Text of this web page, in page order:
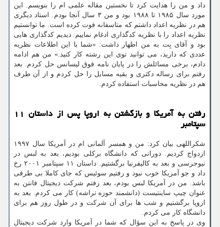
داد و من را هدایت کرد تا نخستین مقاله علمی ام را بنویسم. این
مورد سال ۱۹۸۵ تا ۱۹۸۸ بود و من ۳ سال آنجا بودم. استاد دیگری
هم در نظریه اعداد داشتم که متاسفانه فوت کرده است. ما توانستیم
نظریه اعداد را با نظریه کدگذاری ادغام نماییم. دیدیم کدگذاری هایی
بود و آقای بِت به من اظهار داشت: «شما با این اطلاعات نظریه
عددی که دارید، می توانید توی این رشته کار کنید.» من هم ادامه
دادم، برخی مسائلش را در پایان نامه فوق لیسانس حل کردم. بعد
رفتم برای رساله دکتری و بقیه مسایل را حل کردم و از آن طرف
هم در نظریه محاسبات استفاده کردم.
رفتن به آمریکا و بازگشتن به اروپا پس از داستان ۱۱
سپتامبر
شکراللهی بیان کرد: من و همسر آلمانی ام در آمریکا سال ۱۹۹۷
ازدواج کردیم. دورانی که دانشگاه برکلی بودیم، بعد به لبس در
نیوجرسی و بعد به کالیفرنیا برگشتیم. داستان ۱۱ سپتامبر ۲۰۰۱ رخ
داد و جو آمریکا خوب نبود و رفتیم سوئیس که جای کاملا بی طرفی
باشد. من در آمریکا لبس بودم، بعد رفتم شرکت دیجیتال فانتن به
عنوان چیپ ساینتیست (دانشمند حوزه تراشه) کار می کردم. بعد به
اروپا برگشتیم و شب ها برای آن شرکت و در طول روز هم برای
دانشگاه کار می کردم.
وی در پاسخ به این سؤال که شما در آمریکا وارد شرکت دیجیتال